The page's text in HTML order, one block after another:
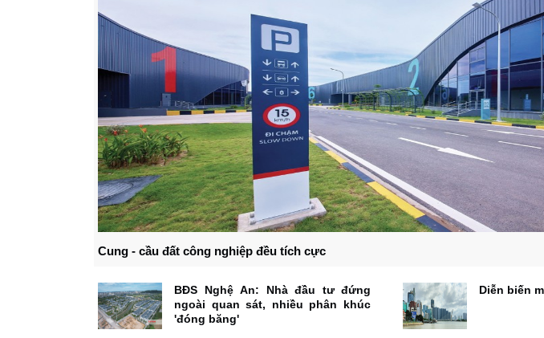
Cung - cầu đất công nghiệp đều tích cực
BĐS Nghệ An: Nhà đầu tư đứng
ngoài quan sát, nhiều phân khúc
'đóng băng'
Diễn biến